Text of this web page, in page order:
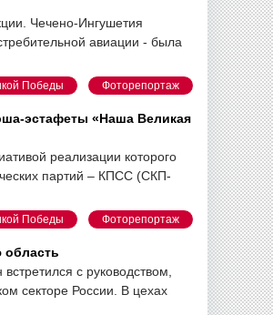
Чечено-Ингушетия
авиации - была
Победы Фоторепортаж
эстафеты «Наша Великая
реализации которого
партий – КПСС (СКП-
Победы Фоторепортаж
область
с руководством,
секторе России. В цехах